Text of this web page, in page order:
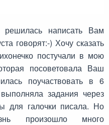
решилась написать Вам
говорят:-) Хочу сказать
постучали в мою
посоветовала Ваш
поучаствовать в 6
задания через
для галочки писала. Но
произошло много